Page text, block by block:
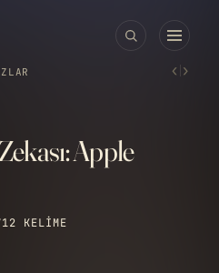
‹ ›
Apple
KELIME